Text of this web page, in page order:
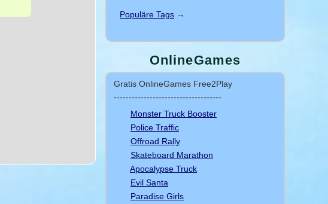
Populäre Tags →
OnlineGames
Gratis OnlineGames Free2Play
------------------------------------
Monster Truck Booster
Police Traffic
Offroad Rally
Skateboard Marathon
Apocalypse Truck
Evil Santa
Paradise Girls